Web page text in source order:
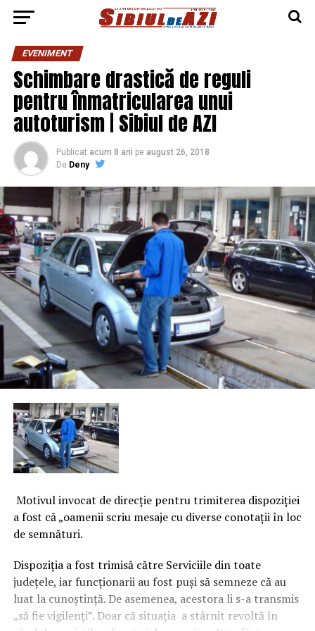
EVENIMENT
Schimbare drastică de reguli
pentru înmatricularea unui
autoturism | Sibiul de AZI
Publicat acum 8 ani pe august 26, 2018
De Deny
Motivul invocat de direcţie pentru trimiterea dispoziţiei
a fost că „oamenii scriu mesaje cu diverse conotaţii în loc
de semnături.
Dispoziţia a fost trimisă către Serviciile din toate
judeţele, iar funcţionarii au fost puşi să semneze că au
luat la cunoştinţă. De asemenea, acestora li s-a transmis
„să fie vigilenţi”. Doar că situaţia a stârnit revoltă în